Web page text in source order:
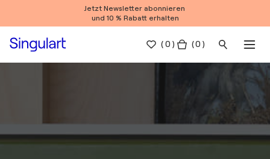
Jetzt Newsletter abonnieren
und 10 % Rabatt erhalten
(0 ) ( 0 )